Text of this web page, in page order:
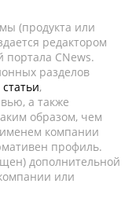
(продукта или
редактором
портала CNews.
разделов
статьи,
а также
образом, чем
компании
профиль.
дополнительной
или